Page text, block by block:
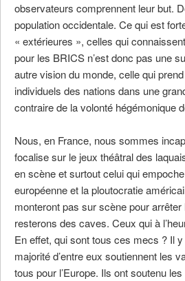
observateurs comprennent leur but.
population occidentale. Ce qui est
« extérieures », celles qui
pour les BRICS n’est donc pas une
autre vision du monde, celle qui
individuels des nations dans une
contraire de la volonté hégémonique
Nous, en France, nous sommes
focalise sur le jeux théâtral des
en scène et surtout celui qui
européenne et la ploutocratie
monteront pas sur scène pour
resterons des caves. Ceux qui à
En effet, qui sont tous ces mecs ? Il
majorité d’entre eux soutiennent les
tous pour l’Europe. Ils ont soutenu